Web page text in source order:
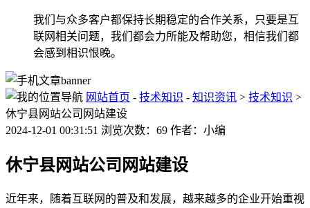
我们与众多客户都保持长期稳定的合作关系，只要是互
联网相关问题，我们都会力所能及帮助您，相信我们都
会感到相识恨晚。
网站首页 - 技术知识 - 知识资讯 > 技术知识 >
休宁县网站公司网站建设
2024-12-01 00:31:51 浏览次数：69 作者：小编
休宁县网站公司网站建设
近年来，随着互联网的普及和发展，越来越多的企业开始重视